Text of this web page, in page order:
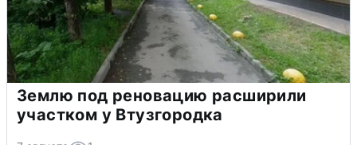
Землю под реновацию расширили
участком у Втузгородка